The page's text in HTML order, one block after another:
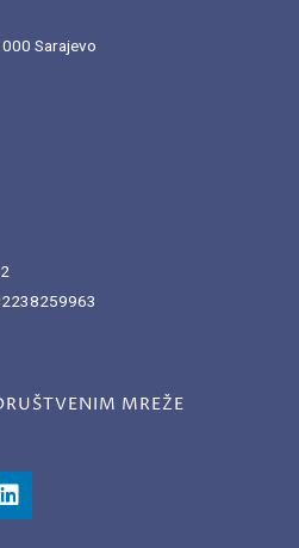
Sarajevo
MREŽE